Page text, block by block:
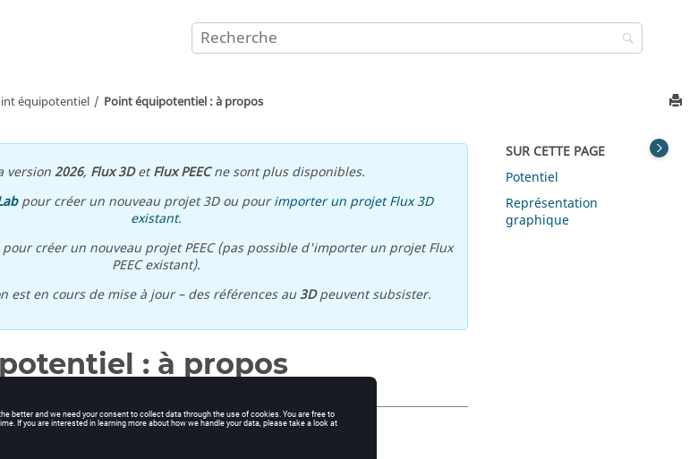
équipotentiel Point équipotentiel : à propos
version2026, Flux 3DetFlux PEECne sont plus disponibles.
pour créer un nouveau projet 3D ou pourimporter un projet Flux 3D
existant.
créer un nouveau projet PEEC (pas possible d'importer un projet Flux
PEEC existant).
est en cours de mise à jour – des références au3Dpeuvent subsister.
: à propos
SUR CETTE PAGE
Potentiel
Représentation
graphique